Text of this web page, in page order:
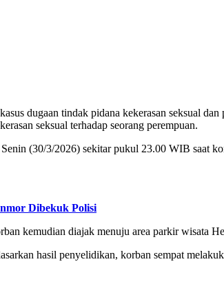
dugaan tindak pidana kekerasan seksual
seksual terhadap seorang perempuan.
(30/3/2026) sekitar pukul 23.00 WIB saat
Dibekuk Polisi
kemudian diajak menuju area parkir wisata
hasil penyelidikan, korban sempat